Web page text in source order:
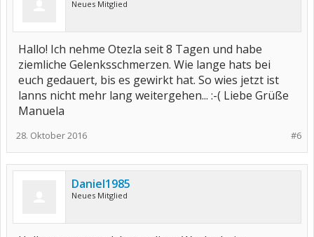
Neues Mitglied
Hallo! Ich nehme Otezla seit 8 Tagen und habe
ziemliche Gelenksschmerzen. Wie lange hats bei
euch gedauert, bis es gewirkt hat. So wies jetzt ist
lanns nicht mehr lang weitergehen... :-( Liebe Grüße
Manuela
#6
28. Oktober 2016
Daniel1985
Neues Mitglied